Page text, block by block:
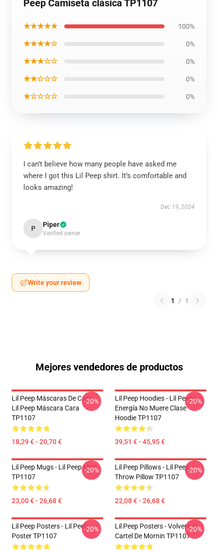
Peep Camiseta clásica TP1107
★★★★★ 100%
★★★★☆ 0%
★★★☆☆ 0%
★★☆☆☆ 0%
★☆☆☆☆ 0%
I can’t believe how many people have asked me
where I got this Lil Peep shirt. It’s comfortable and
looks amazing!
Dec 19, 2024
P Piper
Verified owner
Write your review
1 / 1
Mejores vendedores de productos
Lil Peep Máscaras De Cara -
Lil Peep Máscara Cara
TP1107
18,29 € - 20,70 €
-20%
Lil Peep Hoodies - Lil Peep La
Energía No Muere Clase
Hoodie TP1107
39,51 € - 45,95 €
-20%
Lil Peep Mugs - Lil Peep Mug
TP1107
23,00 € - 26,68 €
-20%
Lil Peep Pillows - Lil Peep
Throw Pillow TP1107
22,08 € - 26,68 €
-20%
Lil Peep Posters - Lil Peep
Poster TP1107
-20%
Lil Peep Posters - Volveré Al
Cartel De Mornin TP1107
-20%